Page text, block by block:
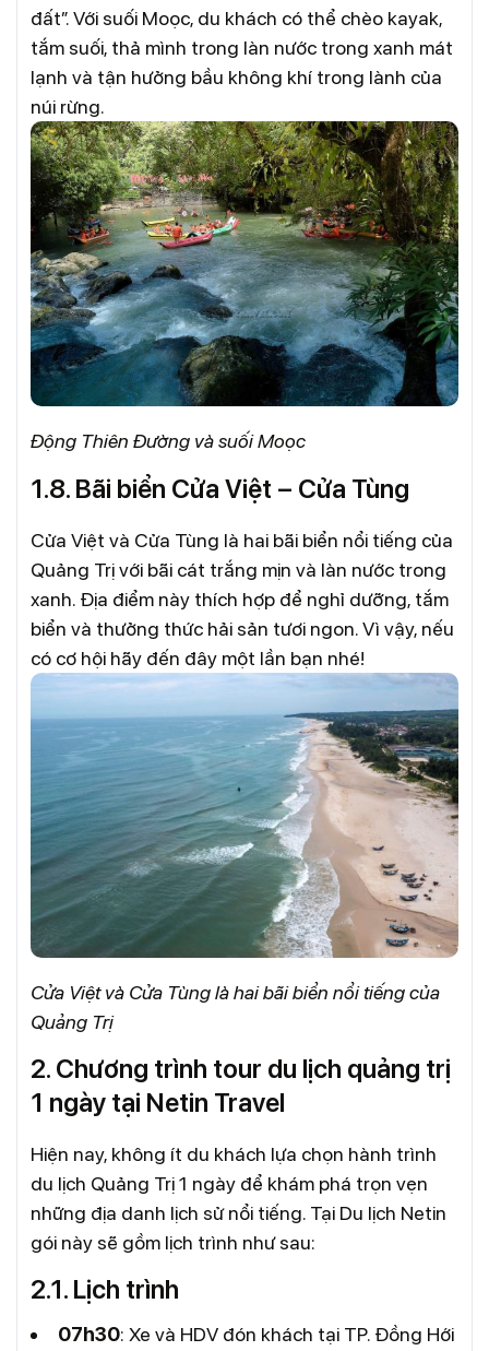
đất”. Với suối Moọc, du khách có thể chèo kayak,
tắm suối, thả mình trong làn nước trong xanh mát
lạnh và tận hưởng bầu không khí trong lành của
núi rừng.
Động Thiên Đường và suối Moọc
1.8. Bãi biển Cửa Việt – Cửa Tùng
Cửa Việt và Cửa Tùng là hai bãi biển nổi tiếng của
Quảng Trị với bãi cát trắng mịn và làn nước trong
xanh. Địa điểm này thích hợp để nghỉ dưỡng, tắm
biển và thưởng thức hải sản tươi ngon. Vì vậy, nếu
có cơ hội hãy đến đây một lần bạn nhé!
Cửa Việt và Cửa Tùng là hai bãi biển nổi tiếng của
Quảng Trị
2. Chương trình tour du lịch quảng trị
1 ngày tại Netin Travel
Hiện nay, không ít du khách lựa chọn hành trình
du lịch Quảng Trị 1 ngày để khám phá trọn vẹn
những địa danh lịch sử nổi tiếng. Tại Du lịch Netin
gói này sẽ gồm lịch trình như sau:
2.1. Lịch trình
07h30: Xe và HDV đón khách tại TP. Đồng Hới